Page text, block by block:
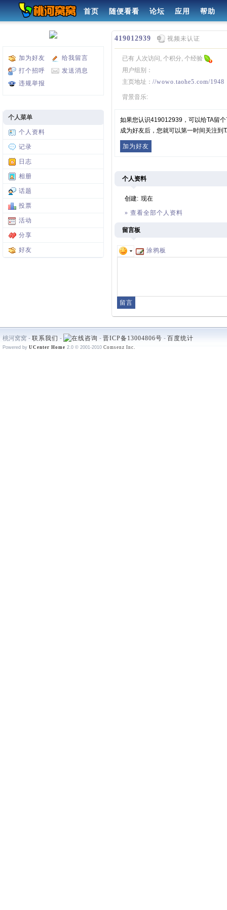
首页 随便看看 论坛 应用 帮助
加为好友
给我留言
打个招呼
发送消息
违规举报
个人菜单
个人资料
记录
日志
相册
话题
投票
活动
分享
好友
419012939 视频未认证
已有 人次访问, 个积分, 个经验
用户组别：
主页地址： //wowo.taohe5.com/1948
背景音乐:
如果您认识419012939，可以给TA留
成为好友后，您就可以第一时间关注到
加为好友
个人资料
创建: 现在
» 查看全部个人资料
留言板
涂鸦板
桃河窝窝 - 联系我们 - - 晋ICP备13004806号 - 百度统计
Powered by UCenter Home 2.0 © 2001-2010 Comsenz Inc.